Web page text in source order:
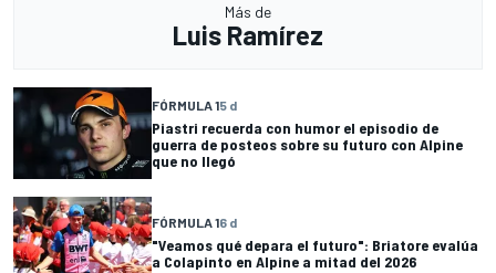
Más de
Luis Ramírez
FÓRMULA 15 d
Piastri recuerda con humor el episodio de
guerra de posteos sobre su futuro con Alpine
que no llegó
FÓRMULA 16 d
"Veamos qué depara el futuro": Briatore evalúa
a Colapinto en Alpine a mitad del 2026